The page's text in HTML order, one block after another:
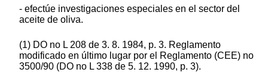
- efectúe investigaciones especiales en el sector del
aceite de oliva.
(1) DO no L 208 de 3. 8. 1984, p. 3. Reglamento
modificado en último lugar por el Reglamento (CEE) no
3500/90 (DO no L 338 de 5. 12. 1990, p. 3).